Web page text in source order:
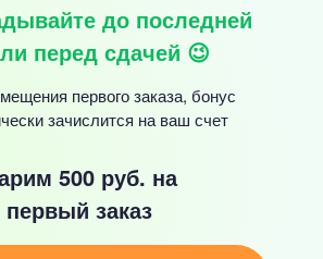
до последней
перед сдачей 😉
первого заказа, бонус
зачислится на ваш счет
500 руб. на
первый заказ